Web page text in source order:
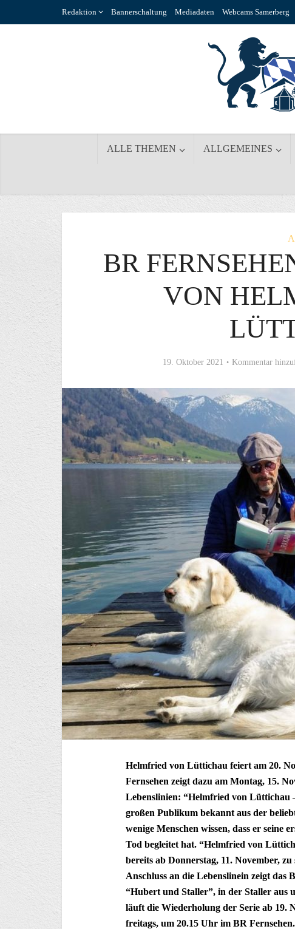
Redaktion Bannerschaltung Mediadaten Webcams Samerberg
ALLE THEMEN ALLGEMEINES
BR
VON
19. Oktober 2021 Kommentar
Helmfried von Lüttichau feiert am 20.
Fernsehen zeigt dazu am Montag, 15.
Lebenslinien: “Helmfried von Lüttichau
großen Publikum bekannt aus der
wenige Menschen wissen, dass er seine
Tod begleitet hat. “Helmfried von
bereits ab Donnerstag, 11. November,
Anschluss an die Lebenslinein zeigt das
“Hubert und Staller”, in der Staller aus
läuft die Wiederholung der Serie ab 19.
freitags, um 20.15 Uhr im BR Fernsehen.